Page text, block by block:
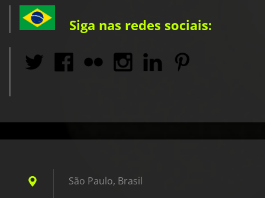
Siga nas redes sociais:
São Paulo, Brasil